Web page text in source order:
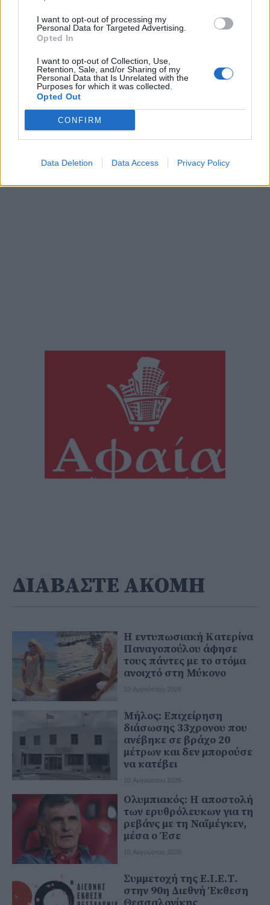
I want to opt-out of processing my
Personal Data for Targeted Advertising.
Opted In
I want to opt-out of Collection, Use,
Retention, Sale, and/or Sharing of my
Personal Data that Is Unrelated with the
Purposes for which it was collected.
Opted Out
CONFIRM
Data Deletion Data Access Privacy Policy
ΔΙΑΒΑΣΤΕ ΑΚΟΜΗ
Η εντυπωσιακή Κατερίνα
Παναγοπούλου άφησε
τους πάντες με το στόμα
ανοιχτό στη Μύκονο
10 Αυγούστου 2026
Μήλος: Επιχείρηση
διάσωσης 33χρονου που
ανέβηκε σε βράχο 20
μέτρων και δεν μπορούσε
να κατέβει
10 Αυγούστου 2026
Ολυμπιακός: Η αποστολή
των ερυθρόλευκων για τη
ρεβάνς με τη Ναϊμέγκεν,
μέσα ο Έσε
10 Αυγούστου 2026
Συμμετοχή της Ε.Ι.Ε.Τ.
στην 90η Διεθνή Έκθεση